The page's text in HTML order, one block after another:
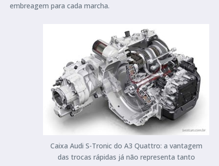
embreagem para cada marcha.
Caixa Audi S-Tronic do A3 Quattro: a vantagem
das trocas rápidas já não representa tanto